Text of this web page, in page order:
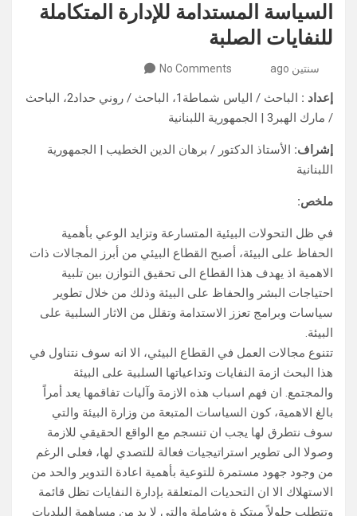
السياسة المستدامة للإدارة المتكاملة
للنفايات الصلبة
سنتين ago No Comments
إعداد :
الباحث / الياس شماطة1، الباحث / روني حداد2، الباحث
/ مارك الهبر3 | الجمهورية اللبنانية
إشراف: الأستاذ الدكتور / برهان الدين الخطيب | الجمهورية
اللبنانية
ملخص:
في ظل التحولات البيئية المتسارعة وتزايد الوعي بأهمية
الحفاظ على البيئة، أصبح القطاع البيئي من أبرز المجالات ذات
الاهمية اذ يهدف هذا القطاع الى تحقيق التوازن بين تلبية
احتياجات البشر والحفاظ على البيئة وذلك من خلال تطوير
سياسات وبرامج تعزز الاستدامة وتقلل من الاثار السلبية على
البيئة.
تتنوع مجالات العمل في القطاع البيئي، الا انه سوف نتناول في
هذا البحث ازمة النفايات وتداعياتها السلبية على البيئة
والمجتمع. ان فهم اسباب هذه الازمة وآليات تفاقمها يعد أمراً
بالغ الاهمية، كون السياسات المتبعة من وزارة البيئة والتي
سوف نتطرق لها يجب ان تنسجم مع الواقع الحقيقي للازمة
وصولا الى تطوير استراتيجيات فعالة للتصدي لها، فعلى الرغم
من وجود جهود مستمرة للتوعية بأهمية اعادة التدوير والحد من
الاستهلاك الا ان التحديات المتعلقة بإدارة النفايات تظل قائمة
وتتطلب حلولاً مبتكرة وشاملة والتي لا بد من مساهمة البلديات